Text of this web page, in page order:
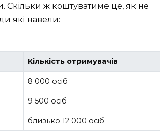
Скільки ж коштуватиме це, як не
які навели:
Кількість отримувачів
8 000 осіб
9 500 осіб
близько 12 000 осіб